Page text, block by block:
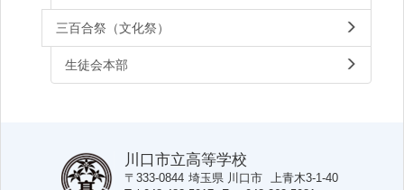
三百合祭（文化祭）
生徒会本部
川口市立高等学校
〒333-0844 埼玉県 川口市 上青木3-1-40